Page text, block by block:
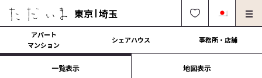
東京 埼玉
オーナー様向け・管理募集
法人社宅でのご利用
アパート
マンション
シェアハウス 事務所・店舗
一覧表示 地図表示